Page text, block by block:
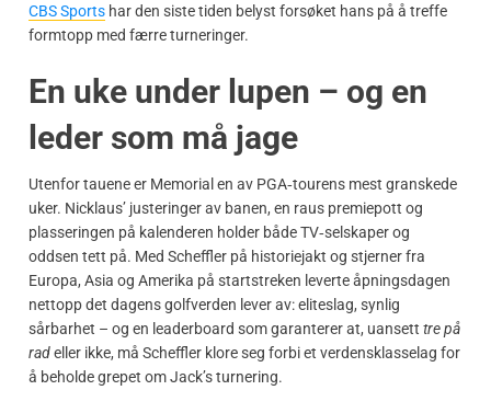
CBS Sports har den siste tiden belyst forsøket hans på å treffe
formtopp med færre turneringer.
En uke under lupen – og en
leder som må jage
Utenfor tauene er Memorial en av PGA‑tourens mest grans­kede
uker. Nicklaus’ justeringer av banen, en raus premiepott og
plasseringen på kalenderen holder både TV‑selskaper og
oddsen tett på. Med Scheffler på historiejakt og stjerner fra
Europa, Asia og Amerika på startstreken leverte åpningsdagen
nettopp det dagens golfverden lever av: eliteslag, synlig
sårbarhet – og en leaderboard som garanterer at, uansett tre på
radeller ikke, må Scheffler klore seg forbi et verdensklasselag for
å beholde grepet om Jack’s turnering.